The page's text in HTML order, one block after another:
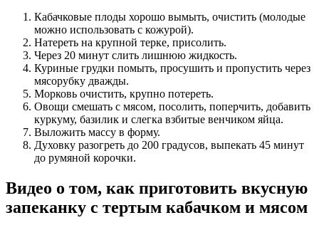
Кабачковые плоды хорошо вымыть, очистить (молодые
можно использовать с кожурой).
Натереть на крупной терке, присолить.
Через 20 минут слить лишнюю жидкость.
Куриные грудки помыть, просушить и пропустить через
мясорубку дважды.
Морковь очистить, крупно потереть.
Овощи смешать с мясом, посолить, поперчить, добавить
куркуму, базилик и слегка взбитые венчиком яйца.
Выложить массу в форму.
Духовку разогреть до 200 градусов, выпекать 45 минут
до румяной корочки.
Видео о том, как приготовить вкусную
запеканку с тертым кабачком и мясом